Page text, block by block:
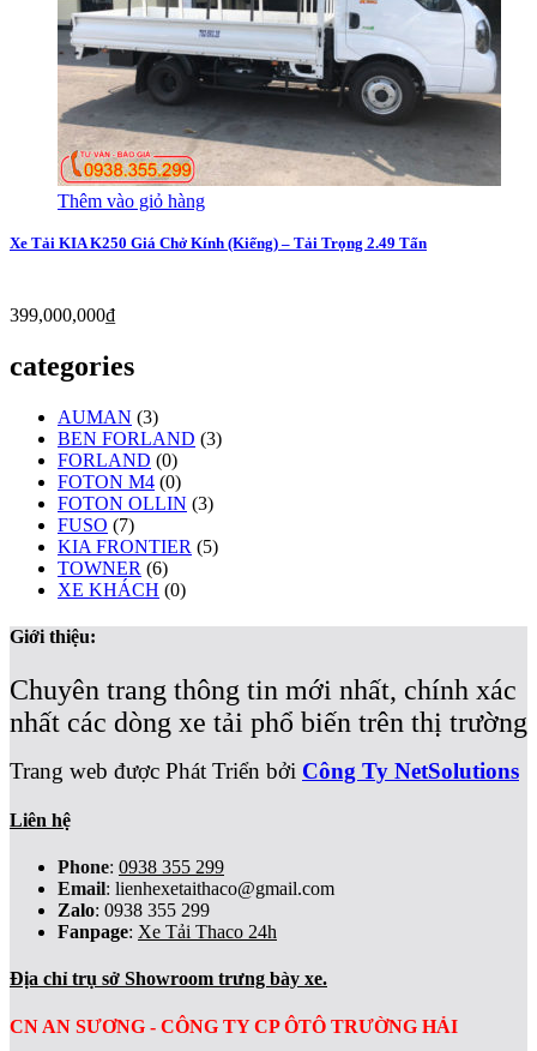
Thêm vào giỏ hàng
Xe Tải KIA K250 Giá Chở Kính (Kiếng) – Tải Trọng 2.49 Tấn
399,000,000₫
categories
AUMAN (3)
BEN FORLAND (3)
FORLAND (0)
FOTON M4 (0)
FOTON OLLIN (3)
FUSO (7)
KIA FRONTIER (5)
TOWNER (6)
XE KHÁCH (0)
Giới thiệu:
Chuyên trang thông tin mới nhất, chính xác
nhất các dòng xe tải phổ biến trên thị trường
Trang web được Phát Triển bởi Công Ty NetSolutions
Liên hệ
Phone: 0938 355 299
Email: lienhexetaithaco@gmail.com
Zalo: 0938 355 299
Fanpage: Xe Tải Thaco 24h
Địa chỉ trụ sở Showroom trưng bày xe.
CN AN SƯƠNG - CÔNG TY CP ÔTÔ TRƯỜNG HẢI